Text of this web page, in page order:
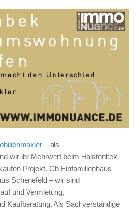
– als
wir ihr Mehrwert beim Halstenbek
Projekt. Ob Einfamilienhaus
Schenefeld – wir sind
und Vermietung,
Kaufberatung. Als Sachverständige